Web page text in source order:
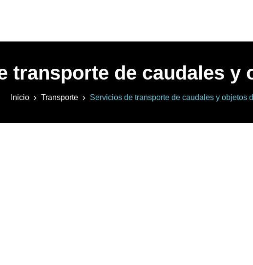
transporte de caudales y
Inicio Transporte Servicios de transporte de caudales y objetos